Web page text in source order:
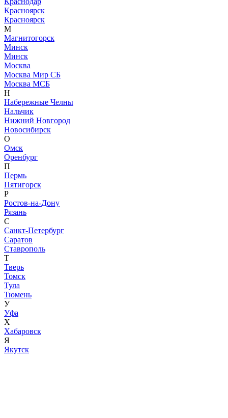
Красноярск
Красноярск
М
Магнитогорск
Минск
Минск
Москва
Москва Мир СБ
Москва МСБ
Н
Набережные Челны
Нальчик
Нижний Новгород
Новосибирск
О
Омск
Оренбург
П
Пермь
Пятигорск
Р
Ростов-на-Дону
Рязань
С
Санкт-Петербург
Саратов
Ставрополь
Т
Тверь
Томск
Тула
Тюмень
У
Уфа
Х
Хабаровск
Я
Якутск